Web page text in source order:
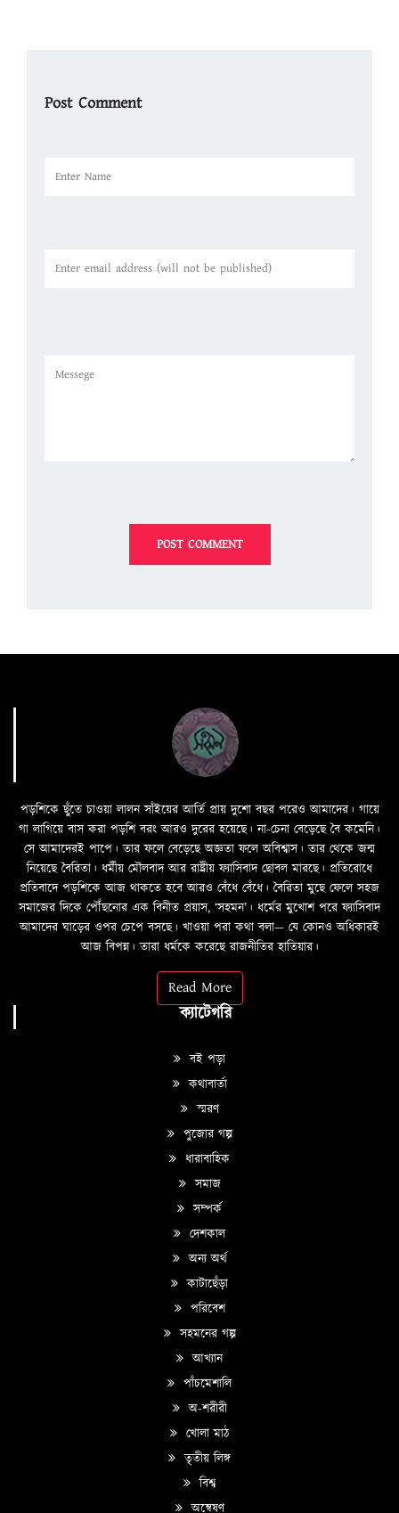
Post Comment
পড়শিকে ছুঁতে চাওয়া লালন সাঁইয়ের আর্তি প্রায় দুশো বছর পরেও আমাদের। গায়ে
গা লাগিয়ে বাস করা পড়শি বরং আরও দুরের হয়েছে। না-চেনা বেড়েছে বৈ কমেনি।
সে আমাদেরই পাপে। তার ফলে বেড়েছে অজ্ঞতা ফলে অবিশ্বাস। তার থেকে জন্ম
নিয়েছে বৈরিতা। ধর্মীয় মৌলবাদ আর রাষ্ট্রীয় ফ্যাসিবাদ ছোবল মারছে। প্রতিরোধে
প্রতিবাদে পড়শিকে আজ থাকতে হবে আরও বেঁধে বেঁধে। বৈরিতা মুছে ফেলে সহজ
সমাজের দিকে পৌঁছনোর এক বিনীত প্রয়াস, ‘সহমন’। ধর্মের মুখোশ পরে ফ্যাসিবাদ
আমাদের ঘাড়ের ওপর চেপে বসছে। খাওয়া পরা কথা বলা—­­ যে কোনও অধিকারই
আজ বিপন্ন। তারা ধর্মকে করেছে রাজনীতির হাতিয়ার।
Read More
ক্যাটেগরি
বই পড়া
কথাবার্তা
স্মরণ
পুজোর গল্প
ধারাবাহিক
সমাজ
সম্পর্ক
দেশকাল
অন্য অর্থ
কাটাছেঁড়া
পরিবেশ
সহমনের গল্প
আখ্যান
পাঁচমেশালি
অ-শরীরী
খোলা মাঠ
তৃতীয় লিঙ্গ
বিশ্ব
অন্বেষণ